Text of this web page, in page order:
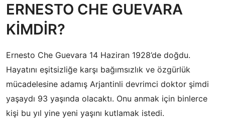
ERNESTO CHE GUEVARA
KİMDİR?
Ernesto Che Guevara 14 Haziran 1928’de doğdu.
Hayatını eşitsizliğe karşı bağımsızlık ve özgürlük
mücadelesine adamış Arjantinli devrimci doktor şimdi
yaşaydı 93 yaşında olacaktı. Onu anmak için binlerce
kişi bu yıl yine yeni yaşını kutlamak istedi.